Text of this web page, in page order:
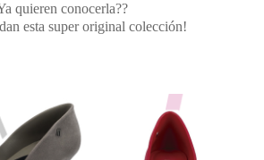
quieren conocerla??
esta super original colección!